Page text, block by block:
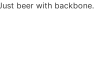
beer with backbone.